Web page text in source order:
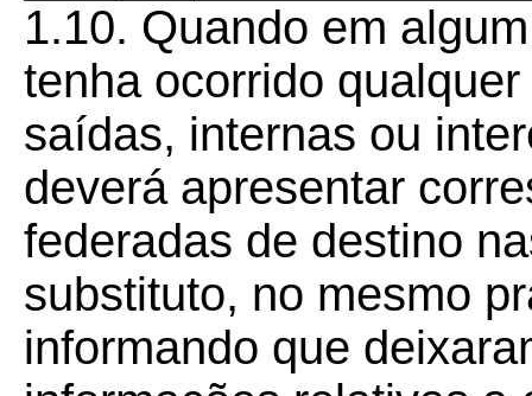
1.10. Quando em
tenha ocorrido
saídas, internas ou
deverá apresentar
federadas de destino
substituto, no mesmo
informando que